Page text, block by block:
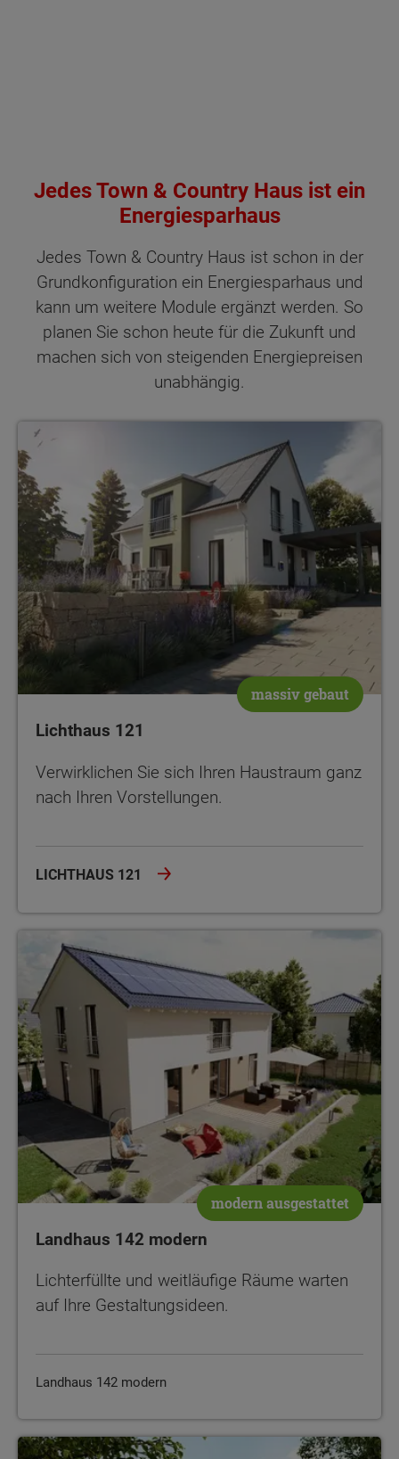
Jedes Town & Country Haus ist ein
Energiesparhaus
Jedes Town & Country Haus ist schon in der
Grundkonfiguration ein Energiesparhaus und
kann um weitere Module ergänzt werden. So
planen Sie schon heute für die Zukunft und
machen sich von steigenden Energiepreisen
unabhängig.
Lichthaus 121
massiv gebaut
Lichthaus 121
Verwirklichen Sie sich Ihren Haustraum ganz
nach Ihren Vorstellungen.
LICHTHAUS 121
modern ausgestattet
Landhaus 142 modern
Lichterfüllte und weitläufige Räume warten
auf Ihre Gestaltungsideen.
Landhaus 142 modern
Bodensee 129